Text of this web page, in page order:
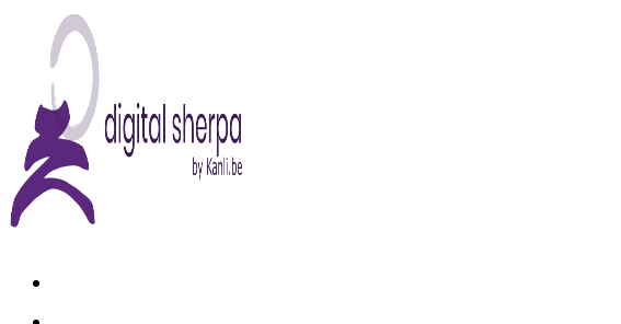
content